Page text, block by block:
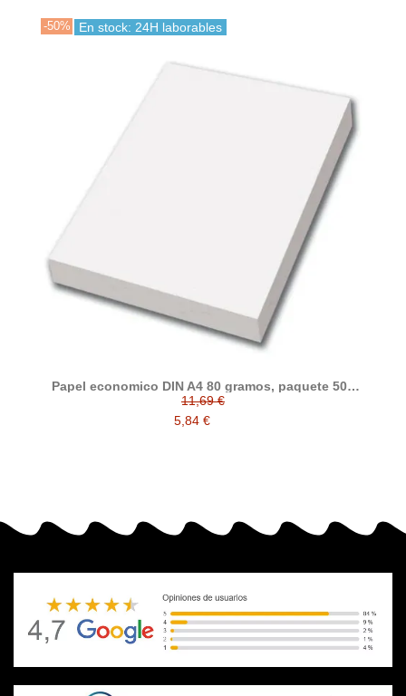
-50% En stock: 24H laborables
Papel economico DIN A4 80 gramos, paquete 500
folios
11,69 €
5,84 €